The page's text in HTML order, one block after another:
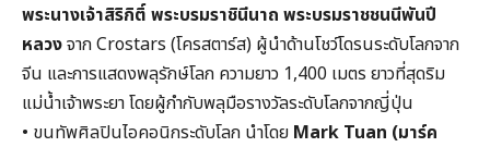
พระนางเจ้าสิริกิติ์ พระบรมราชินีนาถ พระบรมราชชนนีพันปี
หลวงจาก Crostars (โครสตาร์ส) ผู้นำด้านโชว์โดรนระดับโลกจาก
จีน และการแสดงพลุรักษ์โลก ความยาว 1,400 เมตร ยาวที่สุดริม
แม่น้ำเจ้าพระยา โดยผู้กำกับพลุมือรางวัลระดับโลกจากญี่ปุ่น
• ขนทัพศิลปินไอคอนิกระดับโลก นำโดย Mark Tuan (มาร์ค